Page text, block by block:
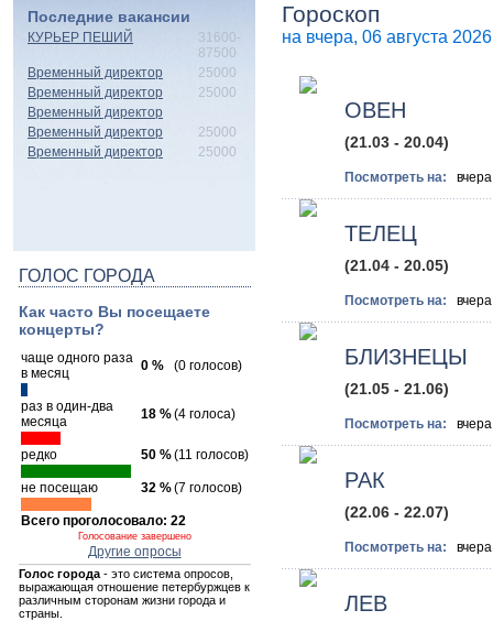
Последние вакансии
КУРЬЕР ПЕШИЙ
31600-
87500
Временный директор
25000
Временный директор
25000
Временный директор
Временный директор
25000
Временный директор
25000
ГОЛОС ГОРОДА
Как часто Вы посещаете
концерты?
чаще одного раза
в месяц
0 % (0 голосов)
раз в один-два
месяца
18 %(4 голоса)
редко 50 %(11 голосов)
не посещаю 32 %(7 голосов)
Всего проголосовало: 22
Голосование завершено
Другие опросы
Голос города- это система опросов,
выражающая отношение петербуржцев к
различным сторонам жизни города и
страны.
Гороскоп
на вчера, 06 августа 2026
ОВЕН
(21.03 - 20.04)
Посмотреть на:
ТЕЛЕЦ
(21.04 - 20.05)
Посмотреть на:
БЛИЗНЕЦЫ
(21.05 - 21.06)
Посмотреть на:
РАК
(22.06 - 22.07)
Посмотреть на:
ЛЕВ